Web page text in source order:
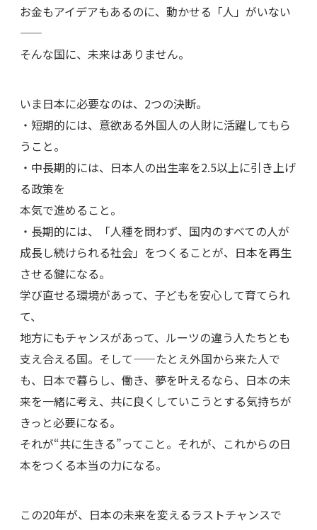
お金もアイデアもあるのに、動かせる「人」がいない
——
そんな国に、未来はありません。
いま日本に必要なのは、2つの決断。
・短期的には、意欲ある外国人の人財に活躍してもら
うこと。
・中長期的には、日本人の出生率を2.5以上に引き上げ
る政策を
本気で進めること。
・長期的には、「人種を問わず、国内のすべての人が
成長し続けられる社会」をつくることが、日本を再生
させる鍵になる。
学び直せる環境があって、子どもを安心して育てられ
て、
地方にもチャンスがあって、ルーツの違う人たちとも
支え合える国。そして——たとえ外国から来た人で
も、日本で暮らし、働き、夢を叶えるなら、日本の未
来を一緒に考え、共に良くしていこうとする気持ちが
きっと必要になる。
それが“共に生きる”ってこと。それが、これからの日
本をつくる本当の力になる。
この20年が、日本の未来を変えるラストチャンスで